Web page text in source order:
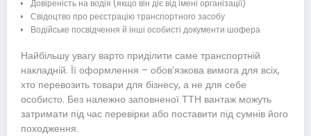
Довіреність на водія (якщо він діє від імені організації)
Свідоцтво про реєстрацію транспортного засобу
Водійське посвідчення й інші особисті документи шофера
Найбільшу увагу варто приділити саме транспортній
накладній. Її оформлення – обов’язкова вимога для всіх,
хто перевозить товари для бізнесу, а не для себе
особисто. Без належно заповненої ТТН вантаж можуть
затримати під час перевірки або поставити під сумнів його
походження.